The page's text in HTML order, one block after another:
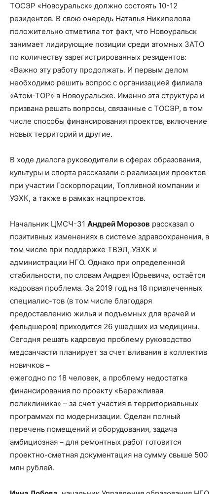
ТОСЭР «Новоуральск» должно состоять 10-12
резидентов. В свою очередь Наталья Никипелова
положительно отметила тот факт, что Новоуральск
занимает лидирующие позиции среди атомных ЗАТО
по количеству зарегистрированных резидентов:
«Важно эту работу продолжать. И первым делом
необходимо решить вопрос с организацией филиала
«Атом-ТОР» в Новоуральске. Именно эта структура и
призвана решать вопросы, связанные с ТОСЭР, в том
числе способы финансирования проектов, включение
новых территорий и другие.
В ходе диалога руководители в сферах образования,
культуры и спорта рассказали о реализации проектов
при участии Госкорпорации, Топливной компании и
УЭХК, а также в рамках нацпроектов.
Начальник ЦМСЧ-31 Андрей Морозов рассказал о
позитивных изменениях в системе здравоохранения, в
том числе при поддержке ТВЭЛ, УЭХК и
администрации НГО. Однако при определенной
стабильности, по словам Андрея Юрьевича, остаётся
кадровая проблема. За 2019 год на 18 привлеченных
специалис-тов (в том числе благодаря
предоставлению жилья и подъемных для врачей и
фельдшеров) приходится 26 ушедших из медицины.
Сегодня решать кадровую проблему руководство
медсанчасти планирует за счет вливания в коллектив
новичков –
ежегодно по 18 человек, а проблему недостатка
финансирования по проекту «Бережливая
поликлиника» – за счет участия в территориальных
программах по модернизации. Сделан полный
перечень помещений и оборудования, задача
амбициозная – для ремонтных работ готовится
проектно-сметная документация на сумму свыше 500
млн рублей.